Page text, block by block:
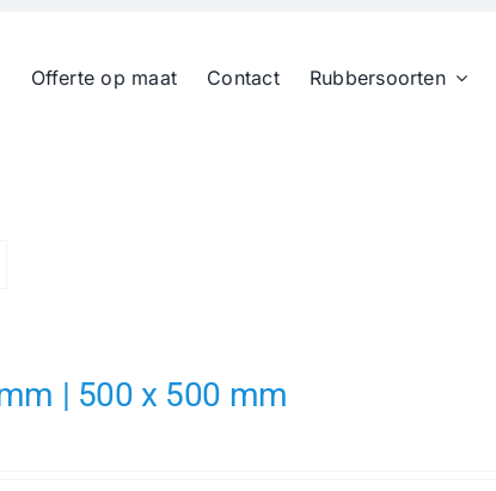
Offerte op maat Contact Rubbersoorten
| 500 x 500 mm